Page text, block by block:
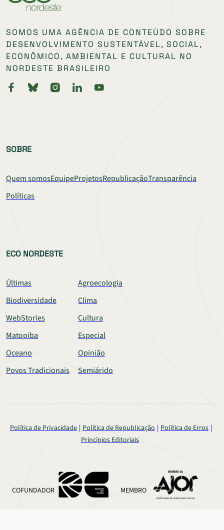
SOMOS UMA AGÊNCIA DE CONTEÚDO SOBRE
DESENVOLVIMENTO SUSTENTÁVEL, SOCIAL,
ECONÔMICO, AMBIENTAL E CULTURAL NO
NORDESTE BRASILEIRO
SOBRE
Quem somosEquipeProjetosRepublicaçãoTransparência
Políticas
ECO NORDESTE
Últimas
Agroecologia
Biodiversidade
Clima
WebStories
Cultura
Matopiba
Especial
Oceano
Opinião
Povos Tradicionais
Semiárido
Política de Privacidade Política de Republicação
Política de Erros
Princípios Editoriais
COFUNDADOR MEMBRO